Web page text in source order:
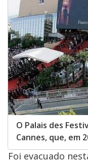
O Palais des
Cannes, que, em
Foi evacuado